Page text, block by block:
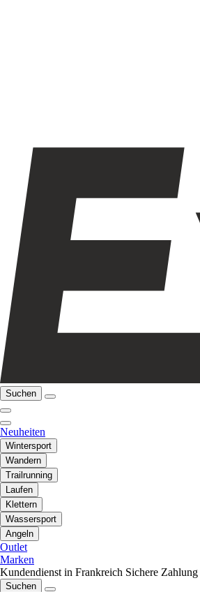
Suchen
Neuheiten
Wintersport
Wandern
Trailrunning
Laufen
Klettern
Wassersport
Angeln
Outlet
Marken
Kundendienst in Frankreich Sichere Zahlung
Suchen